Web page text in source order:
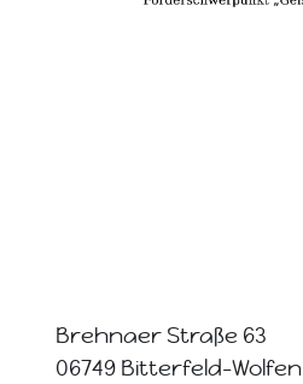
Brehnaer Straße 63
06749 Bitterfeld-Wolfen